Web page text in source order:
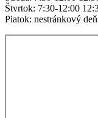
Štvrtok: 7:30-12:00
Piatok: nestránkový deň